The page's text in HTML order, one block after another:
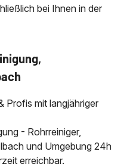
bei Ihnen in der
Profis mit langjähriger
- Rohrreiniger,
und Umgebung 24h
erreichbar.